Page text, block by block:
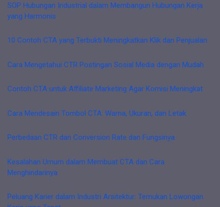
SOP Hubungan Industrial dalam Membangun Hubungan Kerja
yang Harmonis
10 Contoh CTA yang Terbukti Meningkatkan Klik dan Penjualan
Cara Mengetahui CTR Postingan Sosial Media dengan Mudah
Contoh CTA untuk Affiliate Marketing Agar Komisi Meningkat
Cara Mendesain Tombol CTA: Warna, Ukuran, dan Letak
Perbedaan CTR dan Conversion Rate dan Fungsinya
Kesalahan Umum dalam Membuat CTA dan Cara
Menghindarinya
Peluang Karier dalam Industri Arsitektur: Temukan Lowongan